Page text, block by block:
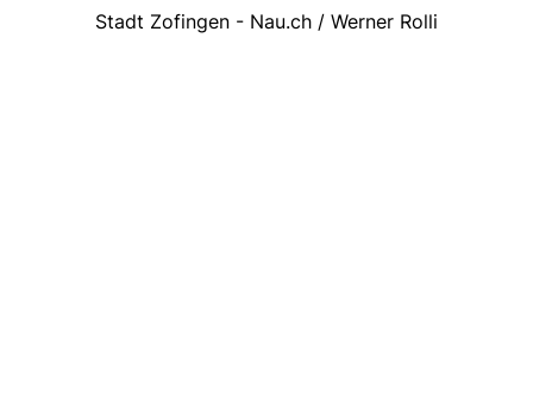
Stadt Zofingen - Nau.ch / Werner Rolli